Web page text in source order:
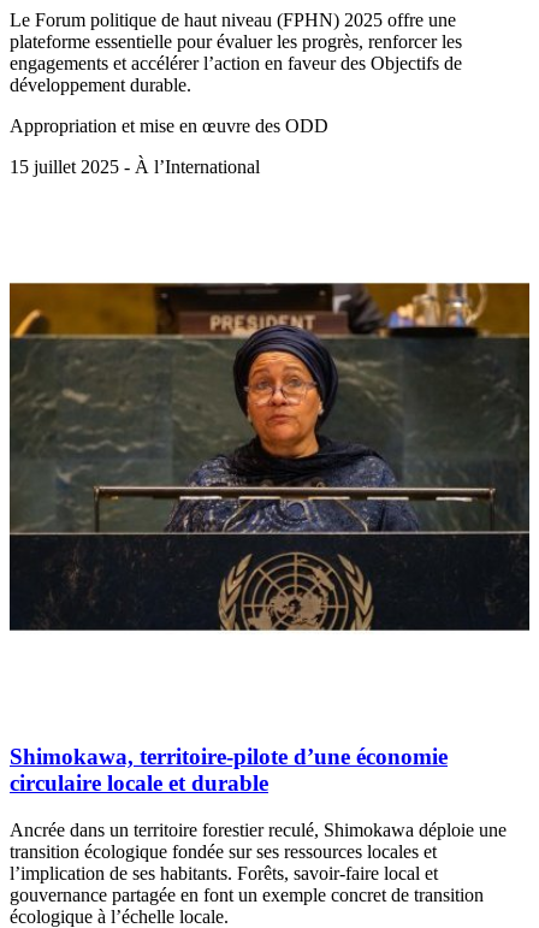
Le Forum politique de haut niveau (FPHN) 2025 offre une
plateforme essentielle pour évaluer les progrès, renforcer les
engagements et accélérer l’action en faveur des Objectifs de
développement durable.
Appropriation et mise en œuvre des ODD
15 juillet 2025 - À l’International
Shimokawa, territoire-pilote d’une économie
circulaire locale et durable
Ancrée dans un territoire forestier reculé, Shimokawa déploie une
transition écologique fondée sur ses ressources locales et
l’implication de ses habitants. Forêts, savoir-faire local et
gouvernance partagée en font un exemple concret de transition
écologique à l’échelle locale.